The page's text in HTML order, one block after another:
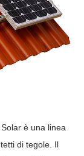
è una linea
di tegole. Il